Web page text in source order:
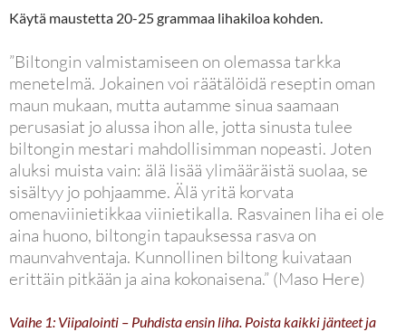
Käytä maustetta 20-25 grammaa lihakiloa kohden.
”Biltongin valmistamiseen on olemassa tarkka
menetelmä. Jokainen voi räätälöidä reseptin oman
maun mukaan, mutta autamme sinua saamaan
perusasiat jo alussa ihon alle, jotta sinusta tulee
biltongin mestari mahdollisimman nopeasti. Joten
aluksi muista vain: älä lisää ylimääräistä suolaa, se
sisältyy jo pohjaamme. Älä yritä korvata
omenaviinietikkaa viinietikalla. Rasvainen liha ei ole
aina huono, biltongin tapauksessa rasva on
maunvahventaja. Kunnollinen biltong kuivataan
erittäin pitkään ja aina kokonaisena.” (Maso Here)
Vaihe 1: Viipalointi – Puhdista ensin liha. Poista kaikki jänteet ja